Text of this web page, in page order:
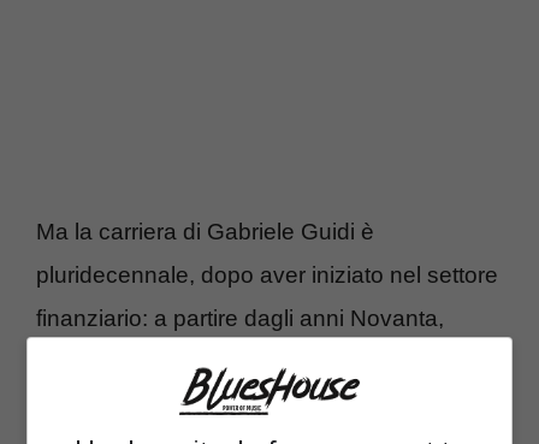
Ma la carriera di Gabriele Guidi è
pluridecennale, dopo aver iniziato nel settore
finanziario: a partire dagli anni Novanta,
collaborare a spettacoli
teatrali e musicali. L’exploit lo ottiene come